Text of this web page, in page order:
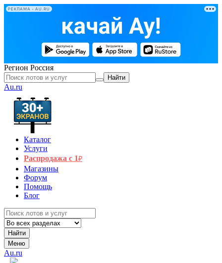
РЕКЛАМА • AU.RU
Регион Россия
Найти
Au.ru
Каталог
Услуги
Распродажа с 1₽
Магазины
Форум
Помощь
Блог
Найти
Меню
Au.ru